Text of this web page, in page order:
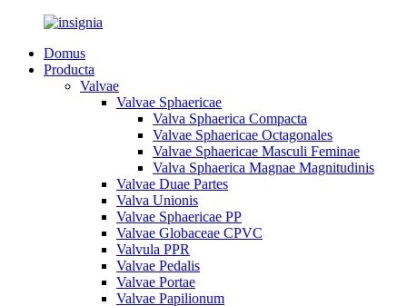
Domus
Producta
Valvae
Valvae Sphaericae
Valva Sphaerica Compacta
Valvae Sphaericae Octagonales
Valvae Sphaericae Masculi Feminae
Valva Sphaerica Magnae Magnitudinis
Valvae Duae Partes
Valva Unionis
Valvae Sphaericae PP
Valvae Globaceae CPVC
Valvula PPR
Valvae Pedalis
Valvae Portae
Valvae Papilionum